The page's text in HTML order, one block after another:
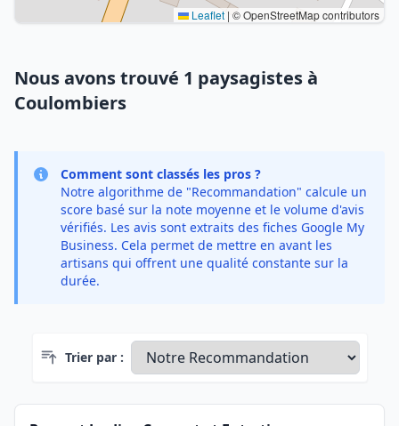
Leaflet | © OpenStreetMap contributors
Nous avons trouvé 1 paysagistes à
Coulombiers
Comment sont classés les pros ?
Notre algorithme de "Recommandation" calcule un
score basé sur la note moyenne et le volume d'avis
vérifiés. Les avis sont extraits des fiches Google My
Business. Cela permet de mettre en avant les
artisans qui offrent une qualité constante sur la
durée.
Trier par :